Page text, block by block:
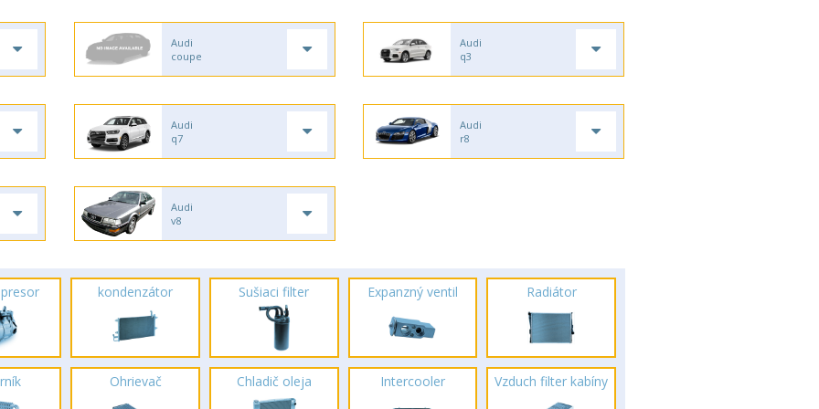
Audi
coupe
Audi
q3
Audi
q7
Audi
r8
Audi
v8
kondenzátor Sušiaci filter Expanzný ventil Radiátor
Ohrievač Chladič oleja Intercooler Vzduch filter kabíny